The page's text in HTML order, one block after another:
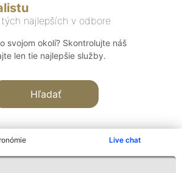
Live chat
najlepších v odbore
svojom okolí? Skontrolujte náš
len tie najlepšie služby.
Hľadať